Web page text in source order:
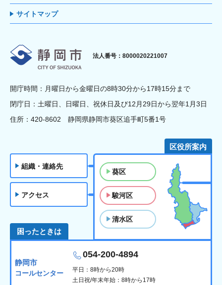
サイトマップ
静岡市
法人番号：8000020221007
開庁時間：月曜日から金曜日の8時30分から17時15分まで
閉庁日：土曜日、日曜日、祝休日及び12月29日から翌年1月3日
住所：420-8602 静岡県静岡市葵区追手町5番1号
組織・連絡先
アクセス
区役所案内
葵区
駿河区
清水区
困ったときは
静岡市
コールセンター
054-200-4894
平日：8時から20時
土日祝/年末年始：8時から17時